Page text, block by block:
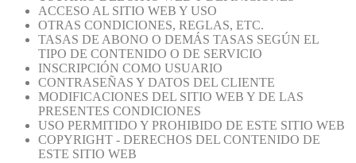
ACCESO AL SITIO WEB Y USO
OTRAS CONDICIONES, REGLAS, ETC.
TASAS DE ABONO O DEMÁS TASAS SEGÚN EL
TIPO DE CONTENIDO O DE SERVICIO
INSCRIPCIÓN COMO USUARIO
CONTRASEÑAS Y DATOS DEL CLIENTE
MODIFICACIONES DEL SITIO WEB Y DE LAS
PRESENTES CONDICIONES
USO PERMITIDO Y PROHIBIDO DE ESTE SITIO WEB
COPYRIGHT - DERECHOS DEL CONTENIDO DE
ESTE SITIO WEB